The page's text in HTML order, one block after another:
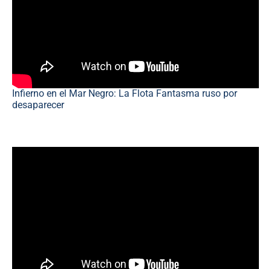
Infierno en el Mar Negro: La Flota Fantasma ruso por
desaparecer